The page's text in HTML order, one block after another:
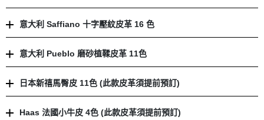
意大利 Saffiano 十字壓紋皮革 16 色
意大利 Pueblo 磨砂植鞣皮革 11色
日本新禧馬臀皮 11色 (此款皮革須提前預訂)
Haas 法國小牛皮 4色 (此款皮革須提前預訂)